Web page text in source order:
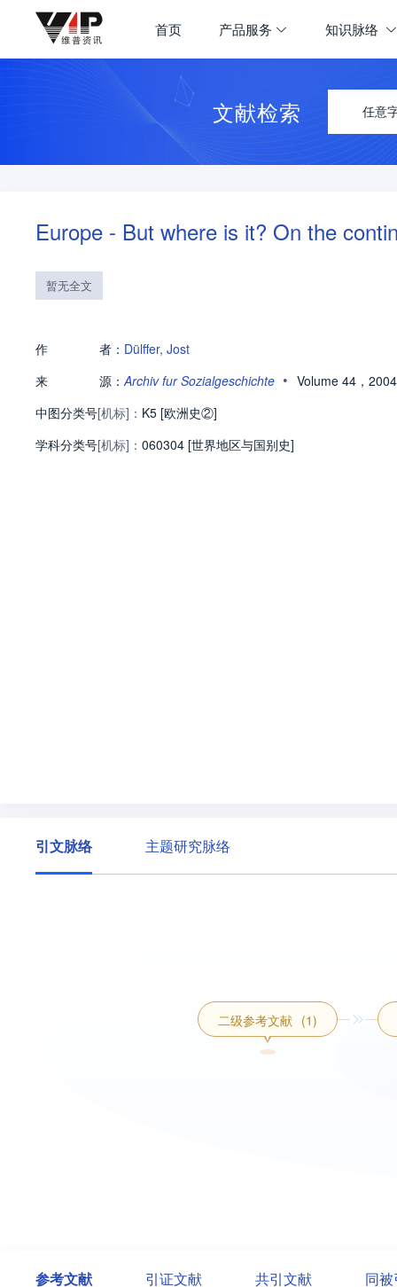
首页 产品服务 知识脉络
文献检索 任意
Europe - But where is it? On the
暂无全文
作 者： Dülffer, Jost
来
源：Archiv fur Sozialgeschichte • Volume 44，2004
中图分类号[机标]： K5 [欧洲史②]
学科分类号[机标]： 060304 [世界地区与国别史]
引文脉络 主题研究脉络
二级参考文献 (1)
参考文献 引证文献 共引文献 同